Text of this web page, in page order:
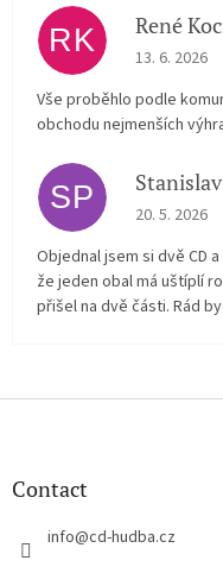
RK René
The store
13. 6. 2026
Vše proběhlo podle
obchodu nejmenších
SP The store
20. 5. 2026
Objednal jsem si dvě CD
že jeden obal má uštíplí
přišel na dvě části. Rád
F
Contact
info@cd-hudba.cz